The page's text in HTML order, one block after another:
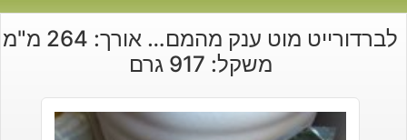
לברדורייט מוט ענק מהמם… אורך: 264 מ"מ
משקל: 917 גרם